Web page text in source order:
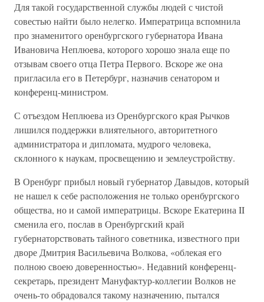
Для такой государственной службы людей с чистой
совестью найти было нелегко. Императрица вспомнила
про знаменитого оренбургского губернатора Ивана
Ивановича Неплюева, которого хорошо знала еще по
отзывам своего отца Петра Первого. Вскоре же она
пригласила его в Петербург, назначив сенатором и
конференц-министром.
С отъездом Неплюева из Оренбургского края Рычков
лишился поддержки влиятельного, авторитетного
администратора и дипломата, мудрого человека,
склонного к наукам, просвещению и землеустройству.
В Оренбург прибыл новый губернатор Давыдов, который
не нашел к себе расположения не только оренбургского
общества, но и самой императрицы. Вскоре Екатерина II
сменила его, послав в Оренбургский край
губернаторствовать тайного советника, известного при
дворе Дмитрия Васильевича Волкова, «облекая его
полною своею доверенностью». Недавний конференц-
секретарь, президент Мануфактур-коллегии Волков не
очень-то обрадовался такому назначению, пытался